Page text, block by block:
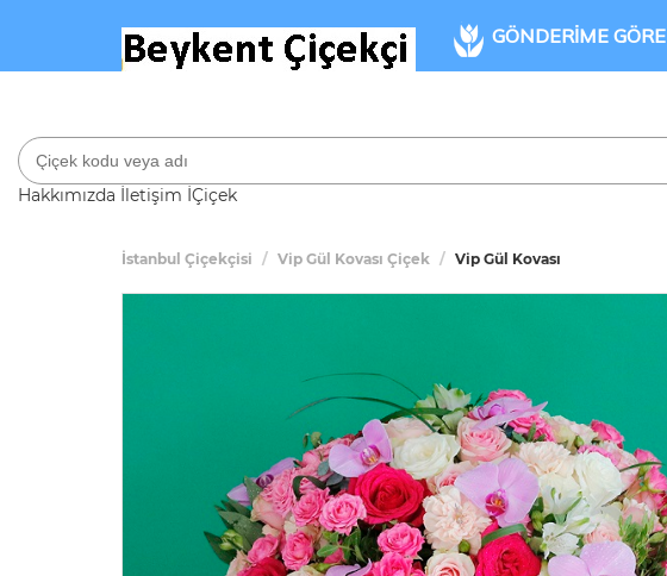
GÖNDERİME GÖRE
Hakkımızda İletişim İÇiçek
İstanbul Çiçekçisi Vip Gül Kovası Çiçek Vip Gül Kovası